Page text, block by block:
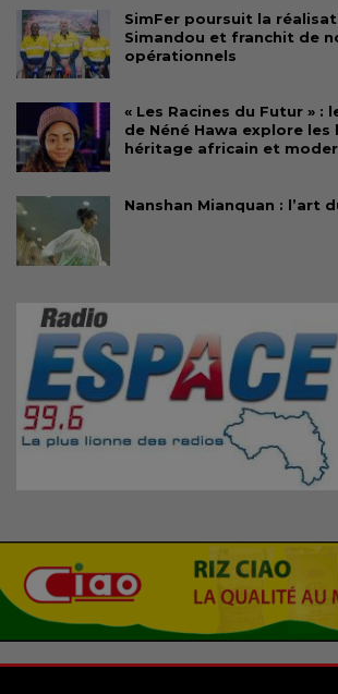
SimFer poursuit la
Simandou et franchit de
opérationnels
« Les Racines du Futur » :
de Néné Hawa explore les
héritage africain et
Nanshan Mianquan : l’art